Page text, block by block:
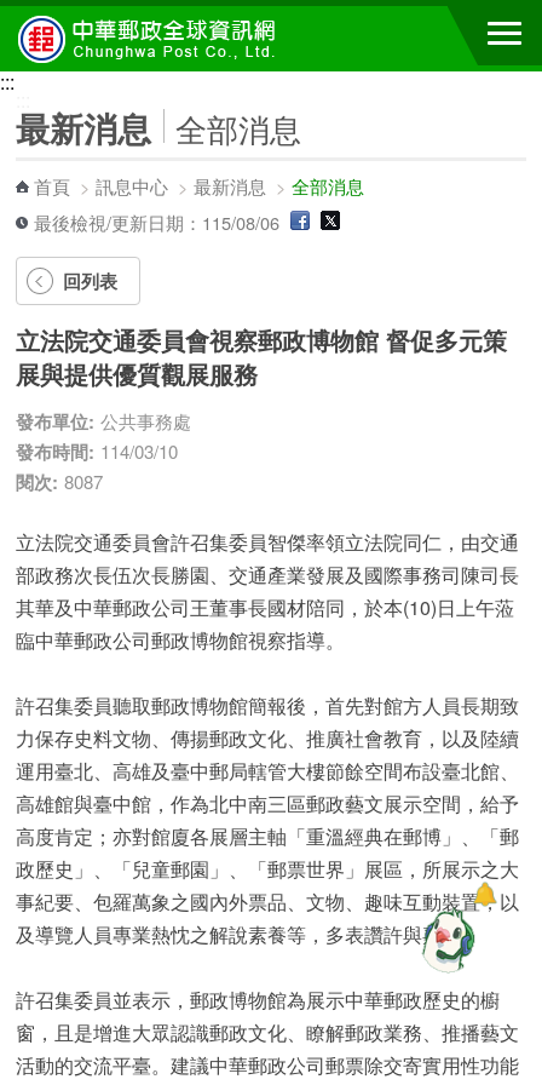
跳到主要內容區塊
:::
最新消息 全部消息
首頁 >訊息中心 >最新消息 >全部消息
最後檢視/更新日期：115/08/06
回列表
立法院交通委員會視察郵政博物館 督促多元策
展與提供優質觀展服務
發布單位: 公共事務處
發布時間: 114/03/10
閱次: 8087
立法院交通委員會許召集委員智傑率領立法院同仁，由交通
部政務次長伍次長勝園、交通產業發展及國際事務司陳司長
其華及中華郵政公司王董事長國材陪同，於本(10)日上午蒞
臨中華郵政公司郵政博物館視察指導。
許召集委員聽取郵政博物館簡報後，首先對館方人員長期致
力保存史料文物、傳揚郵政文化、推廣社會教育，以及陸續
運用臺北、高雄及臺中郵局轄管大樓節餘空間布設臺北館、
高雄館與臺中館，作為北中南三區郵政藝文展示空間，給予
高度肯定；亦對館廈各展層主軸「重溫經典在郵博」、「郵
政歷史」、「兒童郵園」、「郵票世界」展區，所展示之大
事紀要、包羅萬象之國內外票品、文物、趣味互動裝置，以
及導覽人員專業熱忱之解說素養等，多表讚許與嘉勉。
許召集委員並表示，郵政博物館為展示中華郵政歷史的櫥
窗，且是增進大眾認識郵政文化、瞭解郵政業務、推播藝文
活動的交流平臺。建議中華郵政公司郵票除交寄實用性功能